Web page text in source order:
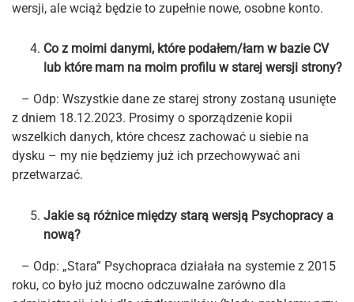
wersji, ale wciąż będzie to zupełnie nowe, osobne konto.
Co z moimi danymi, które podałem/łam w bazie CV
lub które mam na moim profilu w starej wersji strony?
– Odp: Wszystkie dane ze starej strony zostaną usunięte
z dniem 18.12.2023. Prosimy o sporządzenie kopii
wszelkich danych, które chcesz zachować u siebie na
dysku – my nie będziemy już ich przechowywać ani
przetwarzać.
Jakie są różnice między starą wersją Psychopracy a
nową?
– Odp: „Stara” Psychopraca działała na systemie z 2015
roku, co było już mocno odczuwalne zarówno dla